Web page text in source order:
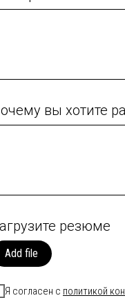
вы хотите
резюме
Add file
Я согласен с политикой